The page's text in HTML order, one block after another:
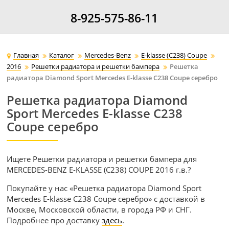
8-925-575-86-11
Главная Каталог Mercedes-Benz
E-klasse (C238) Coupe
2016
Решетки радиатора и решетки бампера
Решетка
радиатора Diamond Sport Mercedes E-klasse C238 Coupe серебро
Решетка радиатора Diamond
Sport Mercedes E-klasse C238
Coupe серебро
Ищете Решетки радиатора и решетки бампера для
MERCEDES-BENZ E-KLASSE (C238) COUPE 2016 г.в.?
Покупайте у нас «Решетка радиатора Diamond Sport
Mercedes E-klasse C238 Coupe серебро» с доставкой в
Москве, Московской области, в города РФ и СНГ.
Подробнее про доставкуздесь.